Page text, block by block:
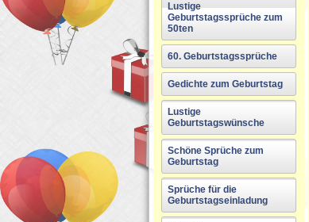
Lustige
Geburtstagssprüche zum
50ten
60. Geburtstagssprüche
Gedichte zum Geburtstag
Lustige
Geburtstagswünsche
Schöne Sprüche zum
Geburtstag
Sprüche für die
Geburtstagseinladung